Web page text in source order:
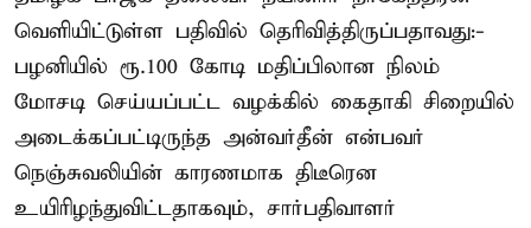
வெளியிட்டுள்ள பதிவில் தெரிவித்திருப்பதாவது:-
பழனியில் ரூ.100 கோடி மதிப்பிலான நிலம்
மோசடி செய்யப்பட்ட வழக்கில் கைதாகி சிறையில்
அடைக்கப்பட்டிருந்த அன்வர்தீன் என்பவர்
நெஞ்சுவலியின் காரணமாக திடீரென
உயிரிழந்துவிட்டதாகவும், சார்பதிவாளர்